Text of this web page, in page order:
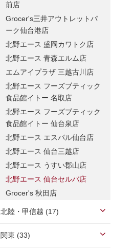
前店
Grocer's三井アウトレットパ
ーク仙台港店
北野エース 盛岡カワトク店
北野エース 青森エルム店
エムアイプラザ 三越古川店
北野エース フーズブティック
食品館イトー 名取店
北野エース フーズブティック
食品館イトー 仙台泉店
北野エース エスパル仙台店
北野エース 仙台三越店
北野エース うすい郡山店
北野エース 仙台セルバ店
Grocer's 秋田店
北陸・甲信越 (17)
関東 (33)